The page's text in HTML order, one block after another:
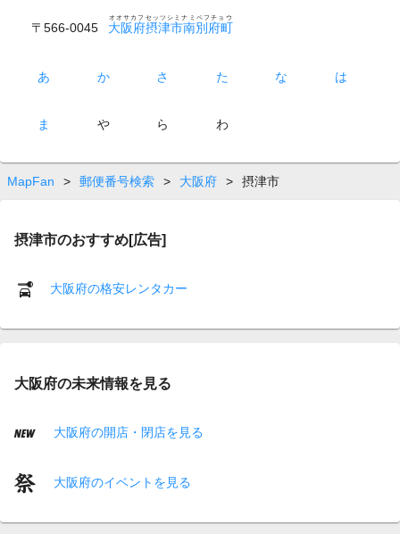
〒566-0045 大阪府摂津市南別府町
オオサカフセッツシミナミベフチョウ
あ か さ た な は
ま や ら わ
MapFan > 郵便番号検索 > 大阪府 > 摂津市
摂津市のおすすめ[広告]
大阪府の格安レンタカー
大阪府の未来情報を見る
大阪府の開店・閉店を見る
大阪府のイベントを見る